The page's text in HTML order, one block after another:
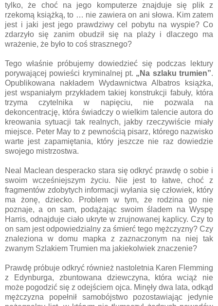
tylko, że choć na jego komputerze znajduje się plik z
rzekomą książką, to … nie zawiera on ani słowa. Kim zatem
jest i jaki jest jego prawdziwy cel pobytu na wyspie? Co
zdarzyło się zanim obudził się na plaży i dlaczego ma
wrażenie, że było to coś strasznego?
Tego właśnie próbujemy dowiedzieć się podczas lektury
porywającej powieści kryminalnej pt. „Na szlaku trumien”.
Opublikowana nakładem Wydawnictwa Albatros książka,
jest wspaniałym przykładem takiej konstrukcji fabuły, która
trzyma czytelnika w napięciu, nie pozwala na
dekoncentrację, która świadczy o wielkim talencie autora do
kreowania sytuacji tak realnych, jakby rzeczywiście miały
miejsce. Peter May to z pewnością pisarz, którego nazwisko
warte jest zapamiętania, który jeszcze nie raz dowiedzie
swojego mistrzostwa.
Neal Maclean desperacko stara się odkryć prawdę o sobie i
swoim wcześniejszym życiu. Nie jest to łatwe, choć z
fragmentów zdobytych informacji wyłania się człowiek, który
ma żonę, dziecko. Problem w tym, że rodzina go nie
poznaje, a on sam, podążając swoim śladem na Wyspę
Harris, odnajduje ciało ukryte w zrujnowanej kaplicy. Czy to
on sam jest odpowiedzialny za śmierć tego mężczyzny? Czy
znaleziona w domu mapka z zaznaczonym na niej tak
zwanym Szlakiem Trumien ma jakiekolwiek znaczenie?
Prawdę próbuje odkryć również nastoletnia Karen Flemming
z Edynburga, zbuntowana dziewczyna, która wciąż nie
może pogodzić się z odejściem ojca. Minęły dwa lata, odkąd
mężczyzna popełnił samobójstwo pozostawiając jedynie